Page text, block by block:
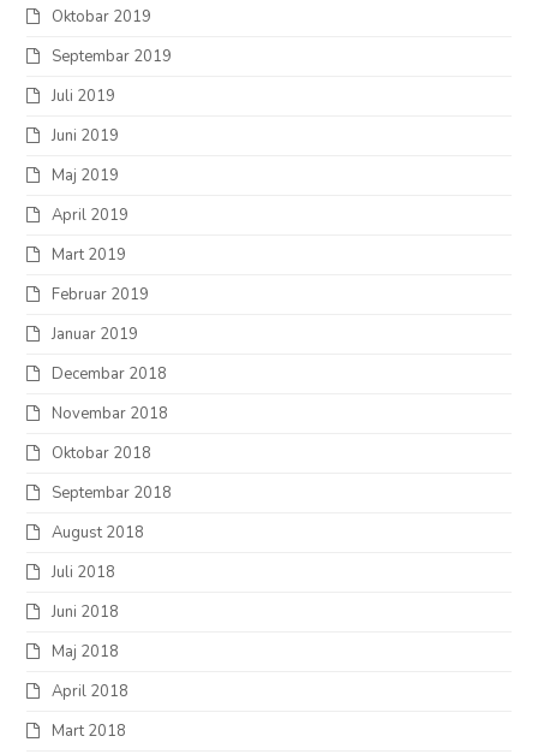
Oktobar 2019
Septembar 2019
Juli 2019
Juni 2019
Maj 2019
April 2019
Mart 2019
Februar 2019
Januar 2019
Decembar 2018
Novembar 2018
Oktobar 2018
Septembar 2018
August 2018
Juli 2018
Juni 2018
Maj 2018
April 2018
Mart 2018